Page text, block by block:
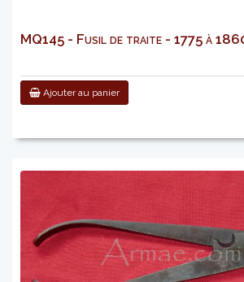
MQ145 - Fusil de traite - 1775 à
Ajouter au panier